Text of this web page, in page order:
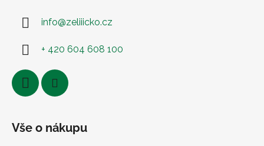
info@zeliiicko.cz
+ 420 604 608 100
Vše o nákupu